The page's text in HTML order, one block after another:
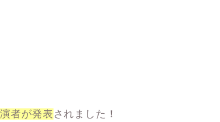
者が発表 されました！